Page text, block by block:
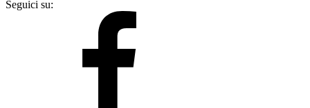
Seguici su: